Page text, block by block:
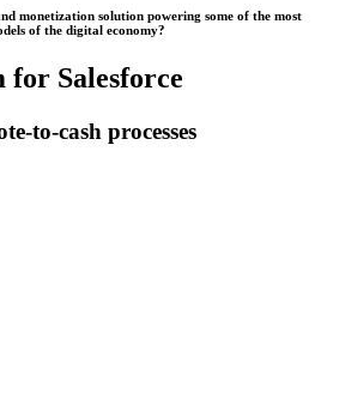
monetization solution powering some of the most
of the digital economy?
Salesforce
to-cash processes